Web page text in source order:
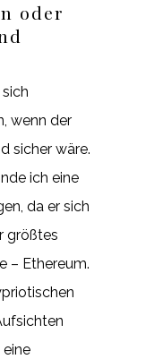
oder
wenn der
sicher wäre.
ich eine
da er sich
größtes
– Ethereum.
eine